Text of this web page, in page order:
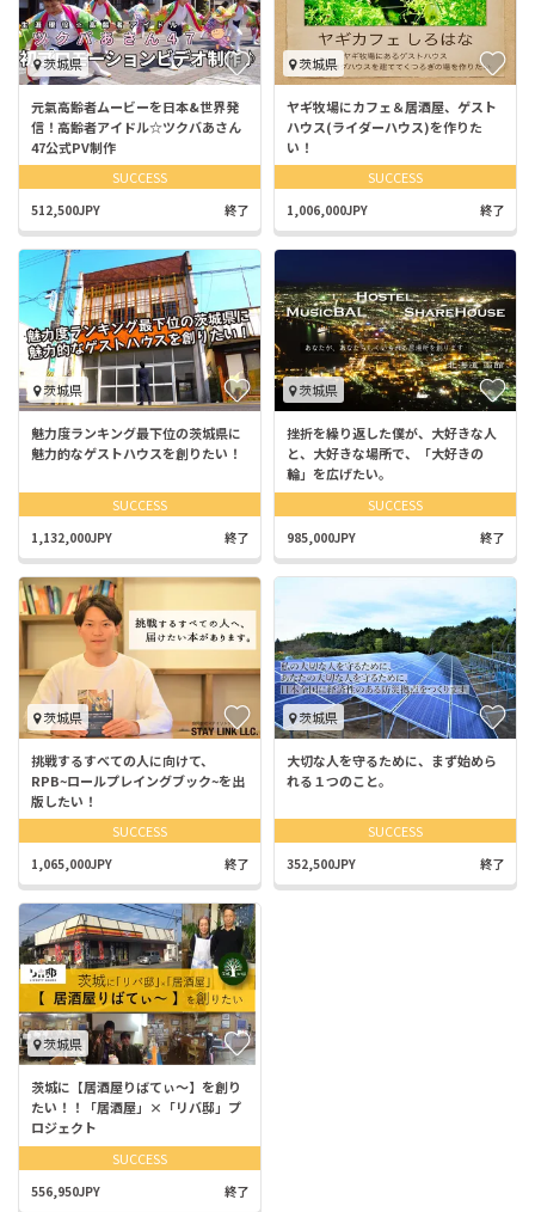
茨城県
元氣高齢者ムービーを日本&世界発
信！高齢者アイドル☆ツクバあさん
47公式PV制作
SUCCESS
512,500JPY 終了
茨城県
ヤギ牧場にカフェ＆居酒屋、ゲスト
ハウス(ライダーハウス)を作りた
い！
SUCCESS
1,006,000JPY 終了
茨城県
魅力度ランキング最下位の茨城県に
魅力的なゲストハウスを創りたい！
SUCCESS
1,132,000JPY 終了
茨城県
挫折を繰り返した僕が、大好きな人
と、大好きな場所で、「大好きの
輪」を広げたい。
SUCCESS
985,000JPY 終了
茨城県
挑戦するすべての人に向けて、
RPB~ロールプレイングブック~を出
版したい！
SUCCESS
1,065,000JPY 終了
茨城県
大切な人を守るために、まず始めら
れる１つのこと。
SUCCESS
352,500JPY 終了
茨城県
茨城に【居酒屋りばてぃ～】を創り
たい！！「居酒屋」×「リバ邸」プ
ロジェクト
SUCCESS
556,950JPY 終了